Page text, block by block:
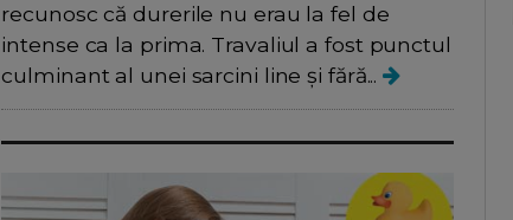
recunosc că durerile nu erau la fel de
intense ca la prima. Travaliul a fost punctul
culminant al unei sarcini line și fără...